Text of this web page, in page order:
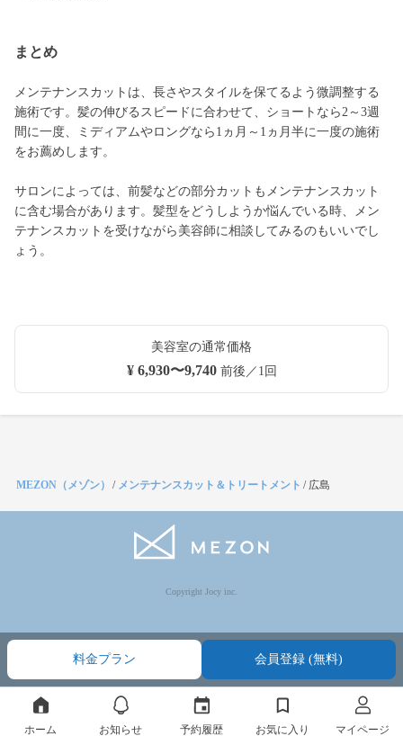
まとめ
メンテナンスカットは、長さやスタイルを保てるよう微調整する
施術です。髪の伸びるスピードに合わせて、ショートなら2～3週
間に一度、ミディアムやロングなら1ヵ月～1ヵ月半に一度の施術
をお薦めします。
サロンによっては、前髪などの部分カットもメンテナンスカット
に含む場合があります。髪型をどうしようか悩んでいる時、メン
テナンスカットを受けながら美容師に相談してみるのもいいでし
ょう。
美容室の通常価格
¥ 6,930〜9,740前後／1回
料金プラン 会員登録 (無料)
MEZON（メゾン） / メンテナンスカット＆トリートメント / 広島
Copyright Jocy inc.
ホーム お知らせ 予約履歴 お気に入り マイページ